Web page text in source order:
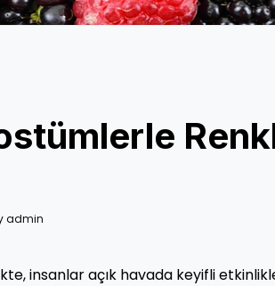
admin
insanlar açık havada keyifli